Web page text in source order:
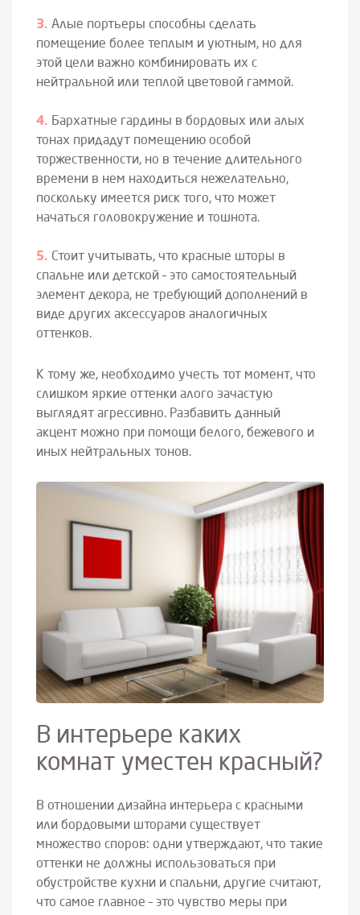
Алые портьеры способны сделать
помещение более теплым и уютным, но для
этой цели важно комбинировать их с
нейтральной или теплой цветовой гаммой.
Бархатные гардины в бордовых или алых
тонах придадут помещению особой
торжественности, но в течение длительного
времени в нем находиться нежелательно,
поскольку имеется риск того, что может
начаться головокружение и тошнота.
Стоит учитывать, что красные шторы в
спальне или детской – это самостоятельный
элемент декора, не требующий дополнений в
виде других аксессуаров аналогичных
оттенков.
К тому же, необходимо учесть тот момент, что
слишком яркие оттенки алого зачастую
выглядят агрессивно. Разбавить данный
акцент можно при помощи белого, бежевого и
иных нейтральных тонов.
В интерьере каких
комнат уместен красный?
В отношении дизайна интерьера с красными
или бордовыми шторами существует
множество споров: одни утверждают, что такие
оттенки не должны использоваться при
обустройстве кухни и спальни, другие считают,
что самое главное – это чувство меры при